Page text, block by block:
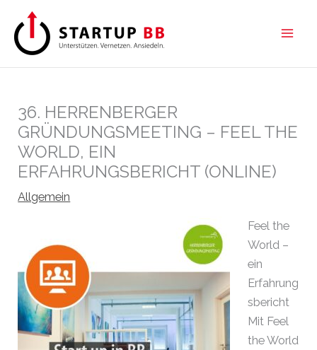
Inhalt
springen
36. HERRENBERGER
GRÜNDUNGSMEETING – FEEL THE
WORLD, EIN
ERFAHRUNGSBERICHT (ONLINE)
Allgemein
Feel the
World –
ein
Erfahrung
sbericht
Mit Feel
the World